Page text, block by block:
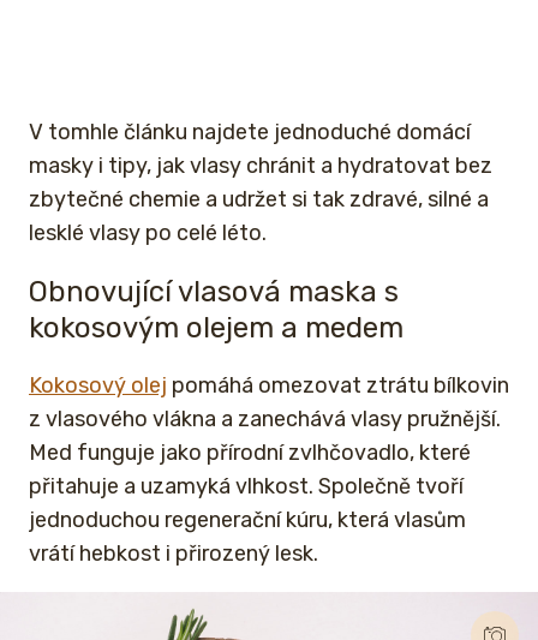
V tomhle článku najdete jednoduché domácí
masky i tipy, jak vlasy chránit a hydratovat bez
zbytečné chemie a udržet si tak zdravé, silné a
lesklé vlasy po celé léto.
Obnovující vlasová maska s
kokosovým olejem a medem
Kokosový olej pomáhá omezovat ztrátu bílkovin
z vlasového vlákna a zanechává vlasy pružnější.
Med funguje jako přírodní zvlhčovadlo, které
přitahuje a uzamyká vlhkost. Společně tvoří
jednoduchou regenerační kúru, která vlasům
vrátí hebkost i přirozený lesk.